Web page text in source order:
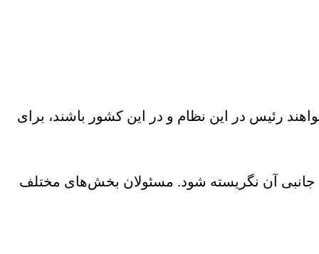
رئیس در این نظام و در این کشور باشند، برای
جانبی آن نگریسته شود. مسئولان بخش‌های مختلف